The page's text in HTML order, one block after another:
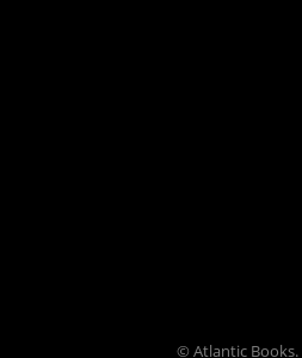
© Atlantic Books.